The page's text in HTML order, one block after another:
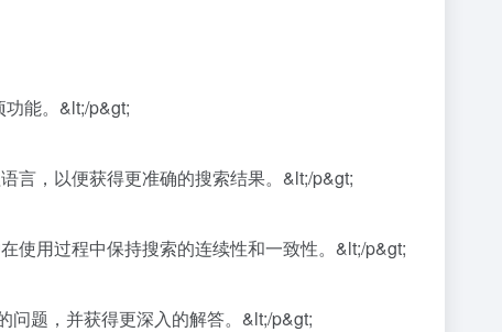
能。&lt;/p&gt;
言，以便获得更准确的搜索结果。&lt;/p&gt;
使用过程中保持搜索的连续性和一致性。&lt;/p&gt;
问题，并获得更深入的解答。&lt;/p&gt;